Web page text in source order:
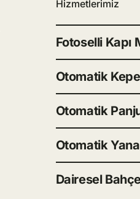
Hizmetlerimiz
Fotoselli Kapı
Otomatik
Otomatik
Otomatik
Dairesel